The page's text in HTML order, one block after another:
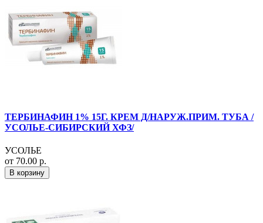
ТЕРБИНАФИН 1% 15Г. КРЕМ Д/НАРУЖ.ПРИМ. ТУБА /
УСОЛЬЕ-СИБИРСКИЙ ХФЗ/
УСОЛЬЕ
от 70.00 р.
В корзину